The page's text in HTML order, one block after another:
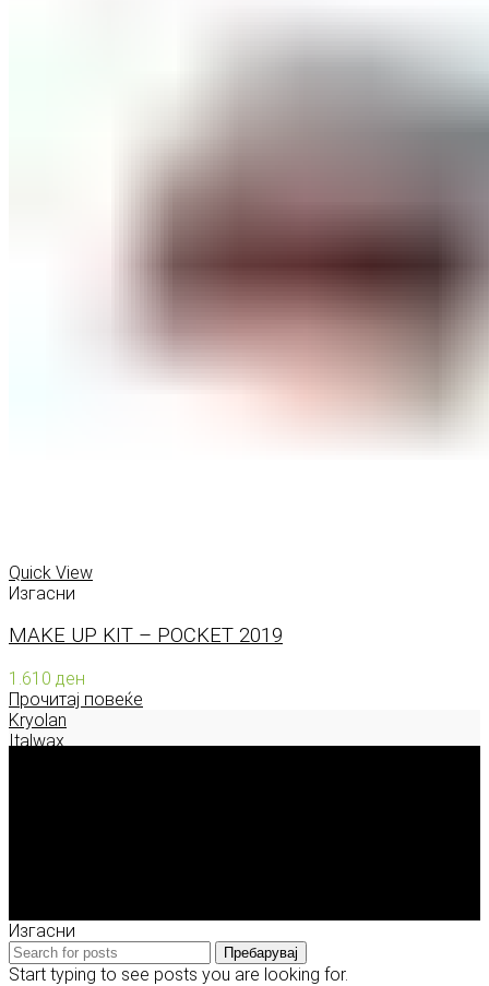
Quick View
Изгасни
MAKE UP KIT – POCKET 2019
1.610 ден
Прочитај повеќе
Kryolan
Italwax
Изгасни
Пребарувај
Start typing to see posts you are looking for.